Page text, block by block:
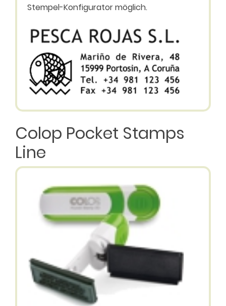
Stempel-Konfigurator möglich.
Colop Pocket Stamps
Line